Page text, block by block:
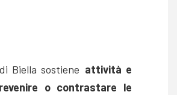
Biella sostiene attività e
o contrastare le